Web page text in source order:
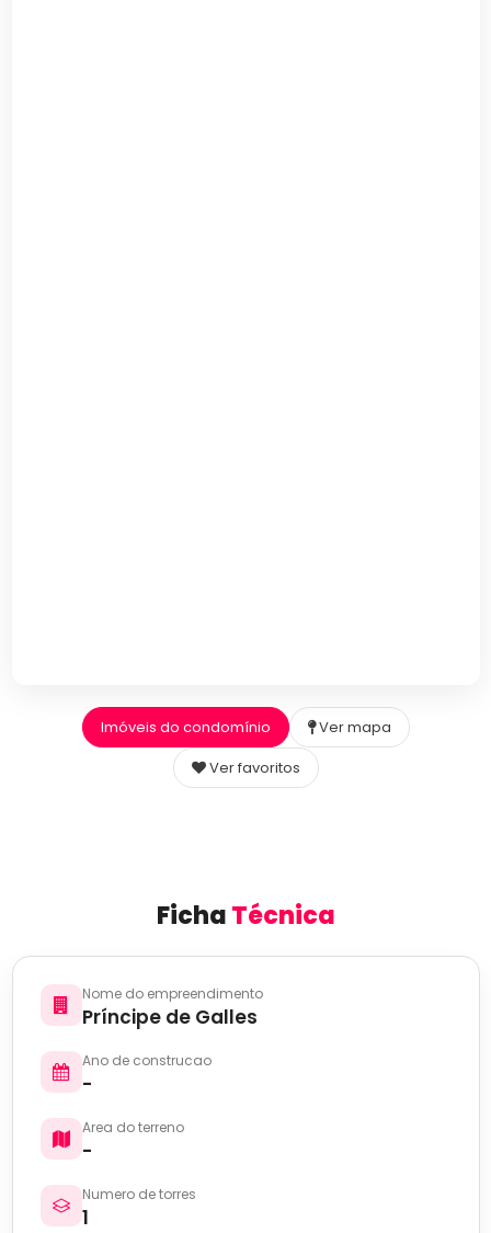
Imóveis do condomínio
Ver mapa
Ver favoritos
FichaTécnica
Nome do empreendimento
Príncipe de Galles
Ano de construcao
-
Area do terreno
-
Numero de torres
1